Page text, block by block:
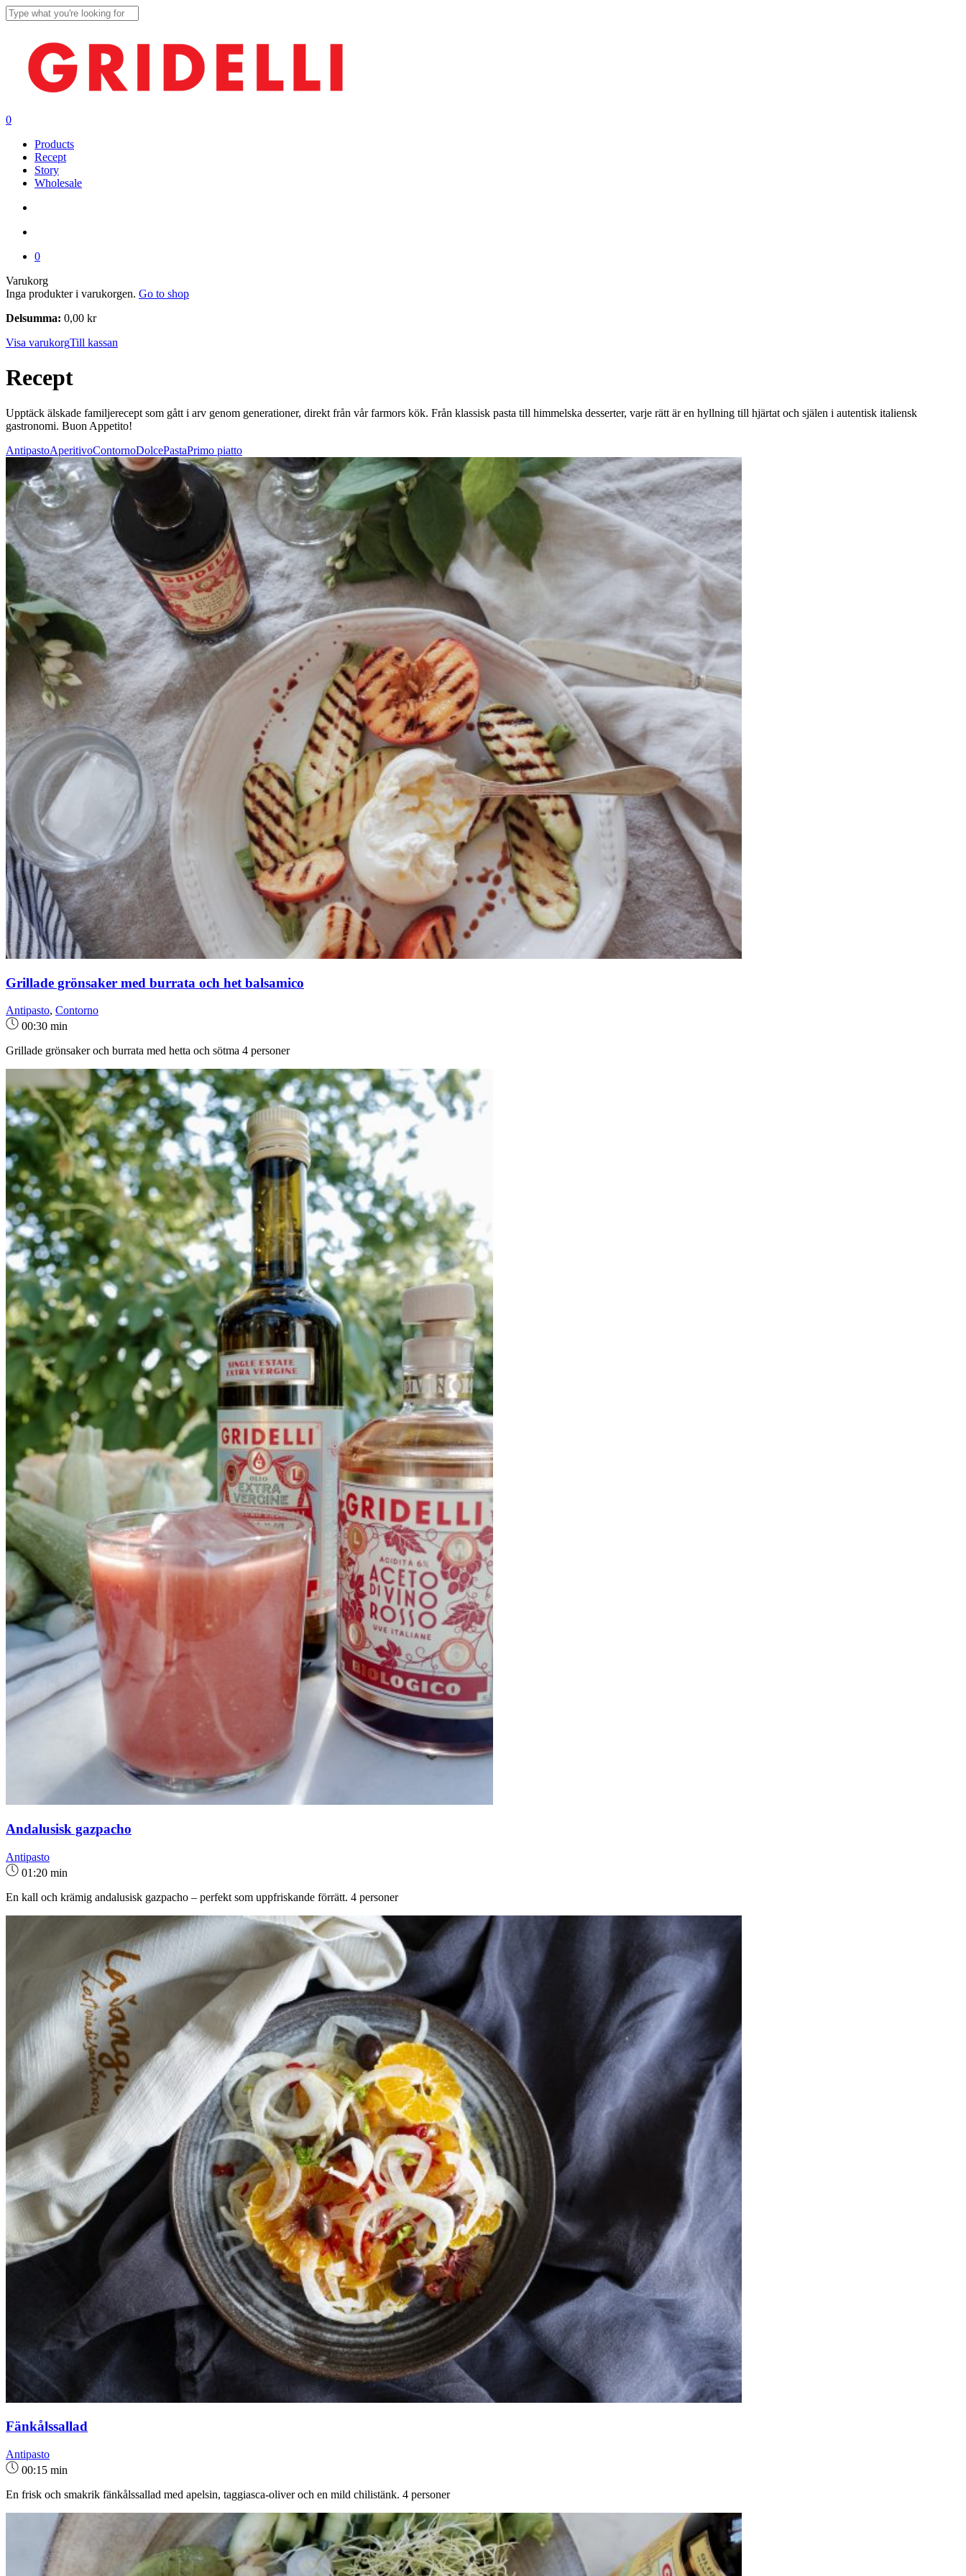
Skip
to
content
search
account
0
Products
Recept
Story
Wholesale
0
VarukorgClose
Cart
Inga produkter i varukorgen. Go to shop
Delsumma: 0,00 kr
Visa varukorgTill kassan
Recept
Upptäck älskade familjerecept som gått i arv genom generationer, direkt från vår farmors kök. Från klassisk pasta till himmelska desserter, varje rätt är en hyllning till hjärtat och själen i autentisk italiensk
gastronomi. Buon Appetito!
AntipastoAperitivoContornoDolcePastaPrimo piatto
Grillade grönsaker med burrata och het balsamico
Antipasto, Contorno
00:30 min
Grillade grönsaker och burrata med hetta och sötma 4 personer
Andalusisk gazpacho
Antipasto
01:20 min
En kall och krämig andalusisk gazpacho – perfekt som uppfriskande förrätt. 4 personer
Fänkålssallad
Antipasto
00:15 min
En frisk och smakrik fänkålssallad med apelsin, taggiasca-oliver och en mild chilistänk. 4 personer